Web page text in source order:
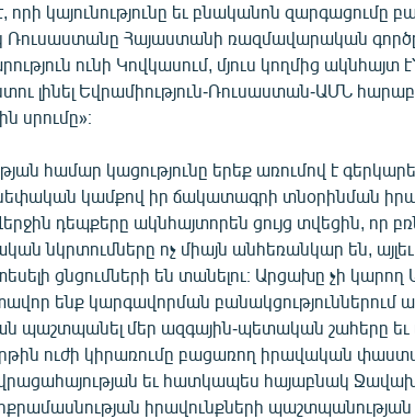
որի կայունությունը եւ բնականոն զարգացումը
Ռուսաստանը Հայաստանի ռազմավարական
ունի Կովկասում, մյուս կողմից ակնհայտ
լինել Եվրամիություն-Ռուսաստան-ԱՄՆ
սրումը»։
համար կացությունը երեք առումով է
սեփական կամքով իր ճակատագրի տնօրինման
դեպքերը ակնհայտորեն ցույց տվեցին, որ
նկրտումները ոչ միայն անհեռանկար են,
ցնցումների են տանելու։ Արցախը չի կարող
ենք կարգավորման բանակցություններում
պաշտպանել մեր ազգային-պետական շահերը եւ
ուժի կիրառումը բացառող իրավական
վրացահայության եւ հատկապես հայաբնակ
իրավունքների պաշտպանության